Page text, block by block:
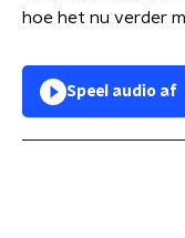
hoe het nu verder
Speel audio af